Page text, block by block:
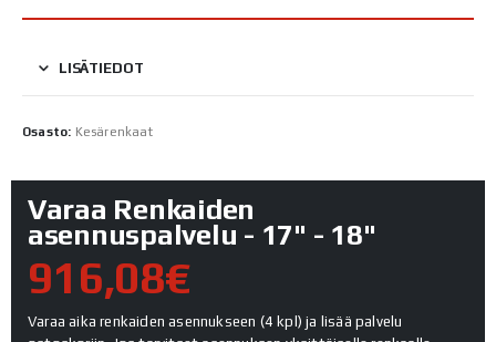
LISÄTIEDOT
Osasto: Kesärenkaat
Varaa Renkaiden
asennuspalvelu - 17" - 18"
916,08€
Varaa aika renkaiden asennukseen (4 kpl) ja lisää palvelu